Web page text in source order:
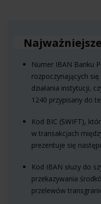
Numer IBAN Banku
rozpoczynających
działania instytucji,
1240 przypisany do
Kod BIC (SWIFT),
w transakcjach
prezentuje się
Kod IBAN służy do
przekazywania
przelewów